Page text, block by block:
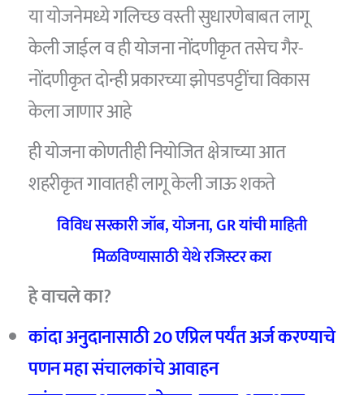
या योजनेमध्ये गलिच्छ वस्ती सुधारणेबाबत लागू
केली जाईल व ही योजना नोंदणीकृत तसेच गैर-
नोंदणीकृत दोन्ही प्रकारच्या झोपडपट्टींचा विकास
केला जाणार आहे
ही योजना कोणतीही नियोजित क्षेत्राच्या आत
शहरीकृत गावातही लागू केली जाऊ शकते
विविध सरकारी जॉब, योजना, GR यांची माहिती
मिळविण्यासाठी येथे रजिस्टर करा
हे वाचले का?
कांदा अनुदानासाठी 20 एप्रिल पर्यंत अर्ज करण्याचे
पणन महा संचालकांचे आवाहन